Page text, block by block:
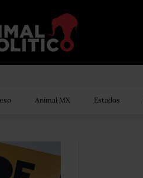
Animal MX Estados